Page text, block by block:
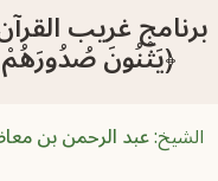
‏﴿‏‌يَثْنُونَ ‌صُدُورَهُمْ
الشيخ:عبد الرحمن بن